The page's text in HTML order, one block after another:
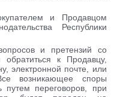
и Продавцом
Республики
и претензий со
к Продавцу,
электронной почте, или
возникающее споры
путем переговоров, при